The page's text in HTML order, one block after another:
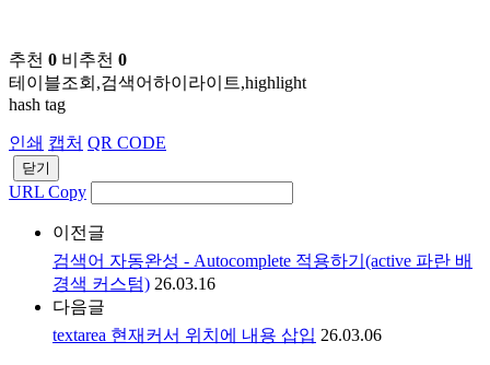
추천 0 비추천 0
테이블조회,검색어하이라이트,highlight
hash tag
인쇄 캡처 QR CODE
닫기
URL Copy
이전글
검색어 자동완성 - Autocomplete 적용하기(active 파란 배
경색 커스텀) 26.03.16
다음글
textarea 현재커서 위치에 내용 삽입 26.03.06